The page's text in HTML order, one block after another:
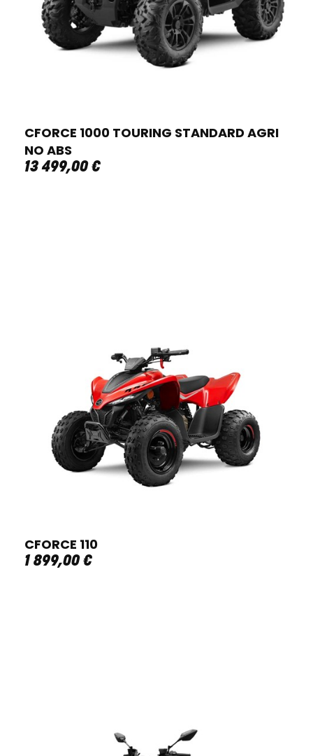
CFORCE 1000 TOURING STANDARD AGRI
NO ABS
13 499,00€
CFORCE 110
1 899,00€